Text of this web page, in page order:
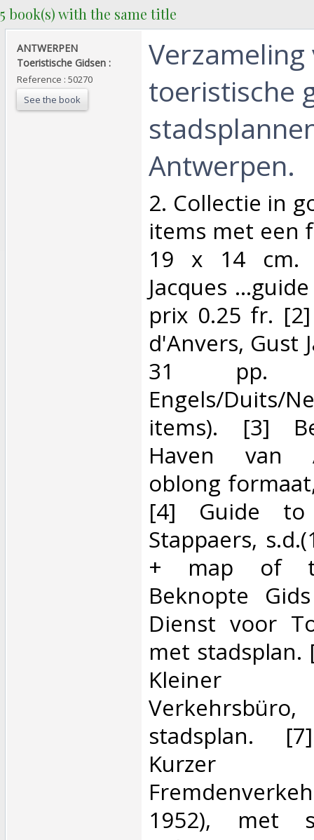
5 book(s) with the same title
‎ANTWERPEN
Toeristische Gidsen :‎
Reference : 50270
See the book
‎Verzameling
toeristische
Antwerpen.‎
‎2. Collectie in
items met een
19 x 14 cm.
Jacques
prix 0.25 fr.
d'Anvers, Gust
31 pp.
Engels/Duits/
items). [3]
Haven van
oblong
[4] Guide to
Stappaers,
+ map of
Beknopte
Dienst voor
met stadsplan.
Kleiner
stadsplan.
Kurzer
1952), met